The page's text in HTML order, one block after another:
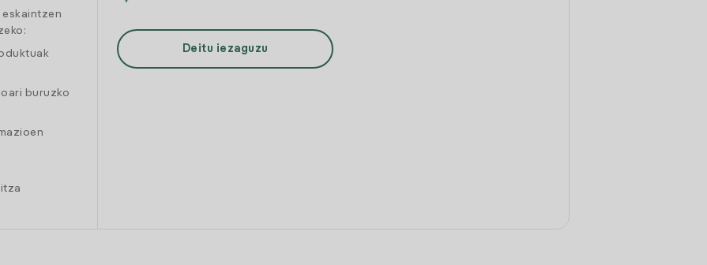
buruzko
Deitu iezaguzu